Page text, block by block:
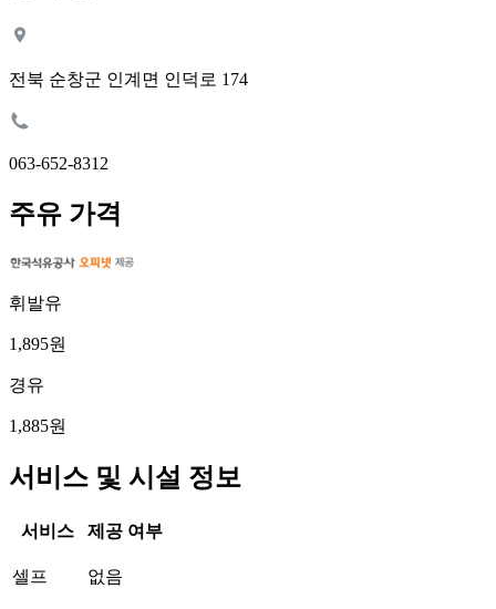
전북 순창군 인계면 인덕로 174
063-652-8312
주유 가격
휘발유
1,895원
경유
1,885원
서비스 및 시설 정보
서비스 제공 여부
셀프 없음